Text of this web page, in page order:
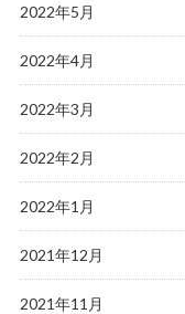
2022年5月
2022年4月
2022年3月
2022年2月
2022年1月
2021年12月
2021年11月